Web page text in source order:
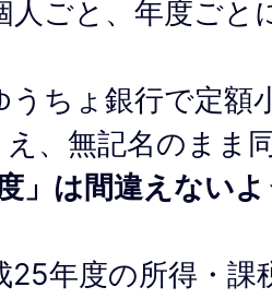
人ごと、年度ごと
うちょ銀行で定額
、無記名のまま
」は間違えない
25年度の所得・課